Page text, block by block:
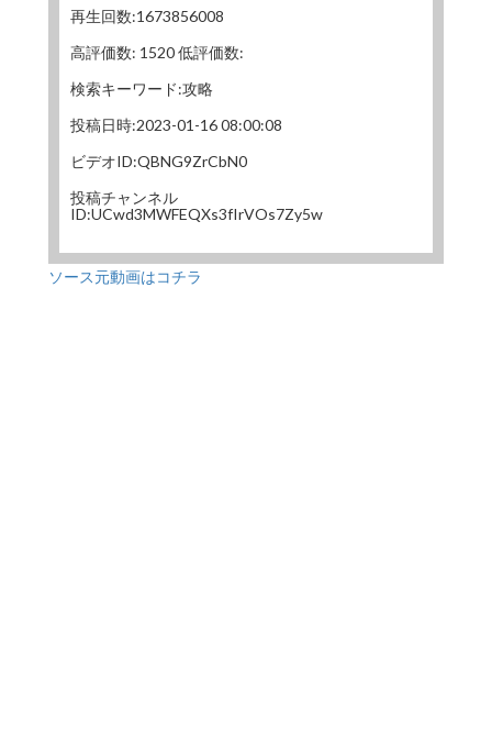
再生回数:1673856008
高評価数: 1520 低評価数:
検索キーワード:攻略
投稿日時:2023-01-16 08:00:08
ビデオID:QBNG9ZrCbN0
投稿チャンネル
ID:UCwd3MWFEQXs3fIrVOs7Zy5w
ソース元動画はコチラ